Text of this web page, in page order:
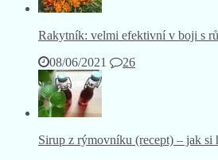
Rakytník: velmi efektivní v boji s
08/06/2021
26
Sirup z rýmovníku (recept) – jak si